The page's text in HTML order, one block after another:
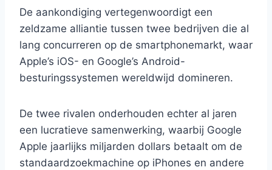
De aankondiging vertegenwoordigt een
zeldzame alliantie tussen twee bedrijven die al
lang concurreren op de smartphonemarkt, waar
Apple’s iOS- en Google’s Android-
besturingssystemen wereldwijd domineren.
De twee rivalen onderhouden echter al jaren
een lucratieve samenwerking, waarbij Google
Apple jaarlijks miljarden dollars betaalt om de
standaardzoekmachine op iPhones en andere